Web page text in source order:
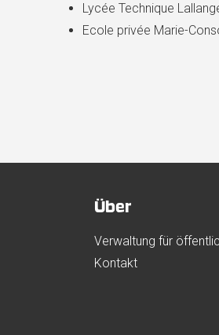
Lycée Technique
Ecole privée Marie-
Über
Verwaltung für
Kontakt